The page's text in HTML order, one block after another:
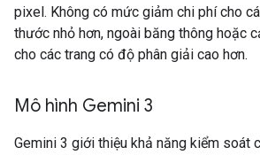
pixel. Không có mức giảm chi phí cho
thước nhỏ hơn, ngoài băng thông hoặc
cho các trang có độ phân giải cao hơn.
Mô hình Gemini 3
Gemini 3 giới thiệu khả năng kiểm soát